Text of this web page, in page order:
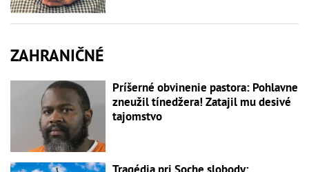
ZAHRANIČNÉ
Príšerné obvinenie pastora: Pohlavne
zneužil tínedžera! Zatajil mu desivé
tajomstvo